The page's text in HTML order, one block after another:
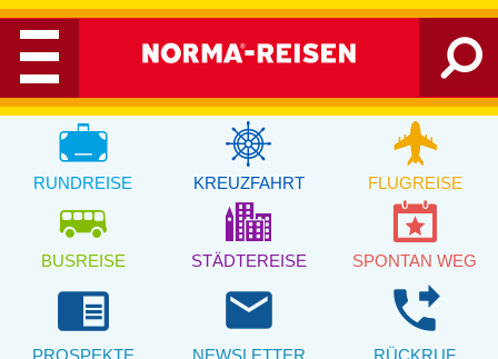
RUNDREISE KREUZFAHRT FLUGREISE
BUSREISE STÄDTEREISE SPONTAN WEG
chrome_reader_mode
PROSPEKTE
email
NEWSLETTER
phone_forwarded
RÜCKRUF